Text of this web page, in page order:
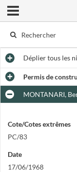
Ouvrir le menu
Dépliertous les
Permis de
MONTANARI,
Cote/Cotes extrêmes
PC/83
Date
17/06/1968